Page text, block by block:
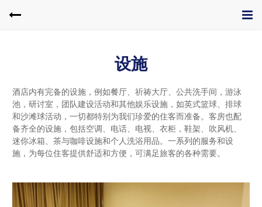
设施
酒店内有完备的设施，例如餐厅、祈祷大厅、公共洗手间，游泳
池，研讨室，团队建设活动和其他娱乐设施，如英式篮球、排球
和沙滩球活动，一切都特别为我们珍爱的住客而准备。客房也配
备齐全的设施，包括空调、电话、电视、衣柜，鞋架、吹风机、
迷你冰箱、茶与咖啡设施和个人洗浴用品。一系列的服务和设
施，为每位住客提供舒适和方便，可满足旅客的各种需要。